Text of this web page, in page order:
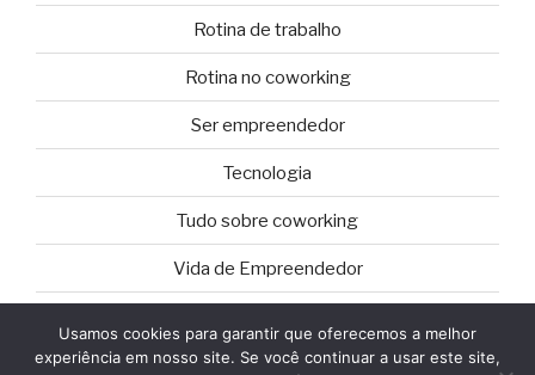
Rotina de trabalho
Rotina no coworking
Ser empreendedor
Tecnologia
Tudo sobre coworking
Vida de Empreendedor
Usamos cookies para garantir que oferecemos a melhor
experiência em nosso site. Se você continuar a usar este site,